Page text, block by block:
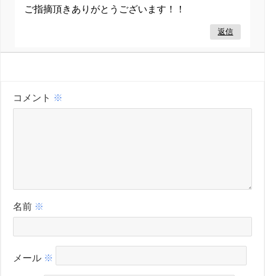
ご指摘頂きありがとうございます！！
返信
コメント ※
名前 ※
メール ※